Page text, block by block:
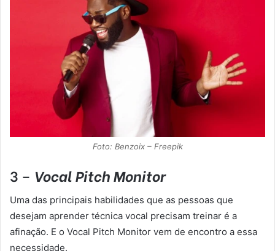
Foto: Benzoix – Freepik
3 – Vocal Pitch Monitor
Uma das principais habilidades que as pessoas que
desejam aprender técnica vocal precisam treinar é a
afinação. E o Vocal Pitch Monitor vem de encontro a essa
necessidade.